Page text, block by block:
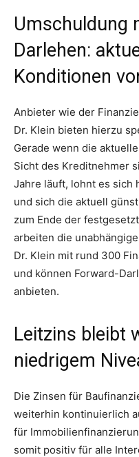
Umschuldung
Darlehen:
Konditionen
Anbieter wie der
Dr. Klein bieten hierzu
Gerade wenn die
Sicht des Kreditnehmer
Jahre läuft, lohnt es sich
und sich die aktuell
zum Ende der
arbeiten die
Dr. Klein mit rund 300
und können Forward-
anbieten.
Leitzins bleibt
niedrigem
Die Zinsen für
weiterhin kontinuierlich
für
somit positiv für alle